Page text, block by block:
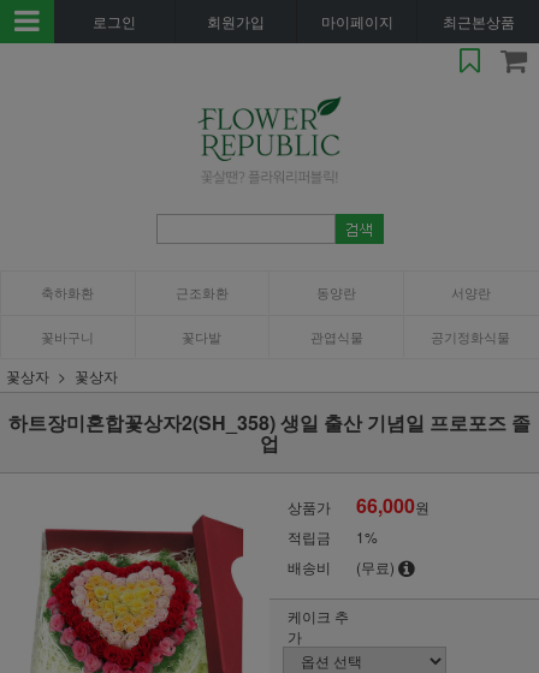
로그인 회원가입 마이페이지 최근본상품
축하화환 근조화환 동양란 서양란
꽃바구니 꽃다발 관엽식물 공기정화식물
꽃상자 꽃상자
하트장미혼합꽃상자2(SH_358) 생일 출산 기념일 프로포즈 졸
업
상품가 66,000원
적립금
1%
배송비
(무료)
케이크 추
가